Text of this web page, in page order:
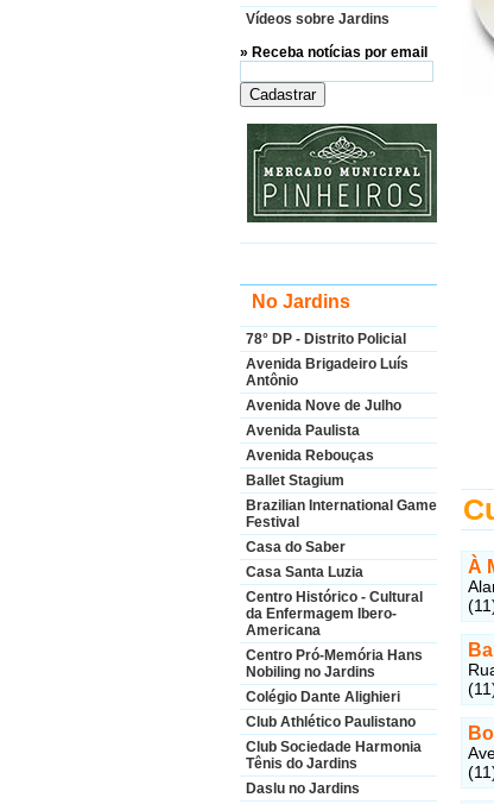
Vídeos sobre Jardins
» Receba notícias por email
No Jardins
78° DP - Distrito Policial
Avenida Brigadeiro Luís
Antônio
Avenida Nove de Julho
Avenida Paulista
Avenida Rebouças
Ballet Stagium
Brazilian International Game
Festival
Casa do Saber
Casa Santa Luzia
Centro Histórico - Cultural
da Enfermagem Ibero-
Americana
Centro Pró-Memória Hans
Nobiling no Jardins
Colégio Dante Alighieri
Club Athlético Paulistano
Club Sociedade Harmonia
Tênis do Jardins
Daslu no Jardins
À